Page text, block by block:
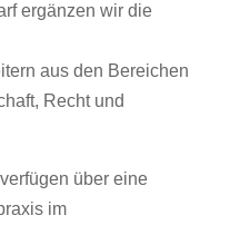
ergänzen wir die
aus den Bereichen
Recht und
verfügen über eine
im